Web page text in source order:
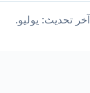
آخر تحديث: يوليو.